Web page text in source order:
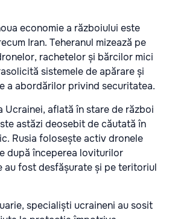
economie a războiului este
Iran. Teheranul mizează pe
rachetelor și bărcilor mici
sistemele de apărare și
a abordărilor privind securitatea.
Ucrainei, aflată în stare de război
astăzi deosebit de căutată în
Rusia folosește activ dronele
după începerea loviturilor
au fost desfășurate și pe teritoriul
specialiști ucraineni au sosit